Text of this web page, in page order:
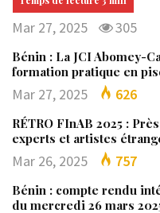
Mar 27, 2025 305
Bénin : La JCI Abomey-
formation pratique en
Mar 27, 2025 626
RÉTRO FInAB 2025 :
experts et artistes
Mar 26, 2025 757
Bénin : compte rendu
du mercredi 26 mars